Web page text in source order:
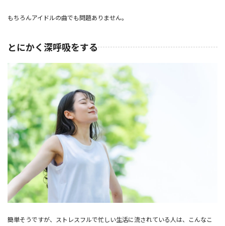
もちろんアイドルの曲でも問題ありません。
とにかく深呼吸をする
簡単そうですが、ストレスフルで忙しい生活に流されている人は、こんなこ